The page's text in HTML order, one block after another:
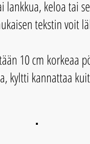
keloa tai
tekstin voit
10 cm korkeaa
kyltti kannattaa